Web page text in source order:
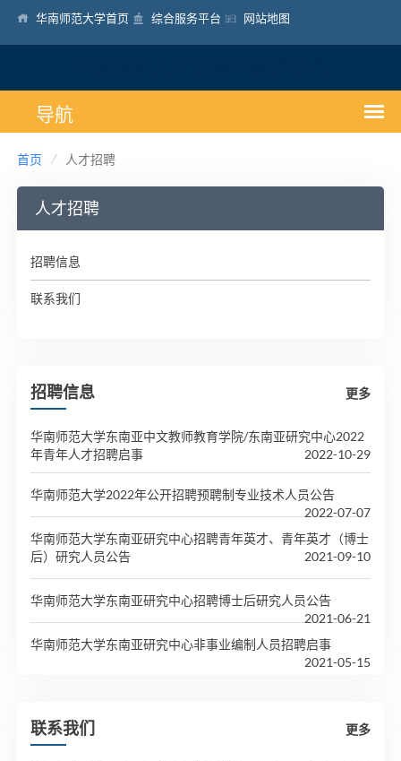
华南师范大学首页 综合服务平台 网站地图
首页 人才招聘
人才招聘
招聘信息
联系我们
招聘信息 更多
华南师范大学东南亚中文教师教育学院/东南亚研究中心2022
年青年人才招聘启事
2022-10-29
华南师范大学2022年公开招聘预聘制专业技术人员公告
2022-07-07
华南师范大学东南亚研究中心招聘青年英才、青年英才（博士
后）研究人员公告
2021-09-10
华南师范大学东南亚研究中心招聘博士后研究人员公告
2021-06-21
华南师范大学东南亚研究中心非事业编制人员招聘启事
2021-05-15
联系我们 更多